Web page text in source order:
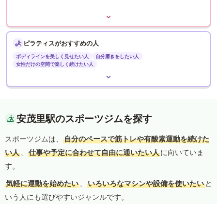
ピラティスがおすすめの人
ボディラインを美しく見せたい人
自分磨きをしたい人
女性だけの空間で楽しく続けたい人
安茂里駅のスポーツジムを探す
スポーツジムは、
自分のペースで筋トレや有酸素運動を続けた
い人 、 仕事や予定に合わせて自由に通いたい人に向いていま
す。
気軽に運動を始めたい 、 いろいろなマシンや設備を使いたい と
いう人にも選びやすいジャンルです。